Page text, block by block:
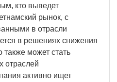
кто выведет
рынок, с
в отрасли
в решениях снижения
также может стать
отраслей
активно ищет